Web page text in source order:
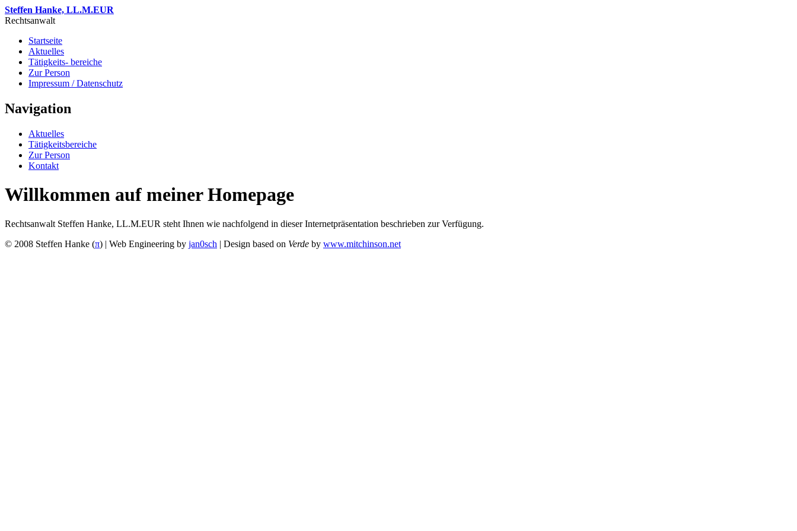
Steffen Hanke, LL.M.EUR
Rechtsanwalt
Startseite
Aktuelles
Tätigkeits- bereiche
Zur Person
Impressum / Datenschutz
Navigation
Aktuelles
Tätigkeitsbereiche
Zur Person
Kontakt
Willkommen auf meiner Homepage
Rechtsanwalt Steffen Hanke, LL.M.EUR steht Ihnen wie nachfolgend in dieser Internetpräsentation beschrieben zur Verfügung.
© 2008 Steffen Hanke (π) | Web Engineering by jan0sch | Design based on Verde by www.mitchinson.net